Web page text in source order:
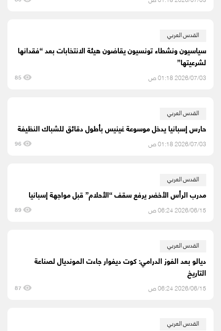
القدس العربي
سياسيون ونشطاء تونسيون يقاضون هيئة الانتخابات بعد “فقدانها
لشرعيتها”
2026/07/03 01:18 ص 85
القدس العربي
حارس إسبانيا يدخل موسوعة غينيس بأطول دقائق للشباك النظيفة
2026/07/03 01:18 ص 96
القدس العربي
مدرب الرأس الأخضر يرفع سقف “الأحلام” قبل مواجهة إسبانيا
2026/06/15 06:24 ص 89
القدس العربي
ديالو بعد الفوز الدرامي: كوت ديفوار جاءت المونديال لصناعة
التاريخ
2026/06/15 06:24 ص 87
القدس العربي